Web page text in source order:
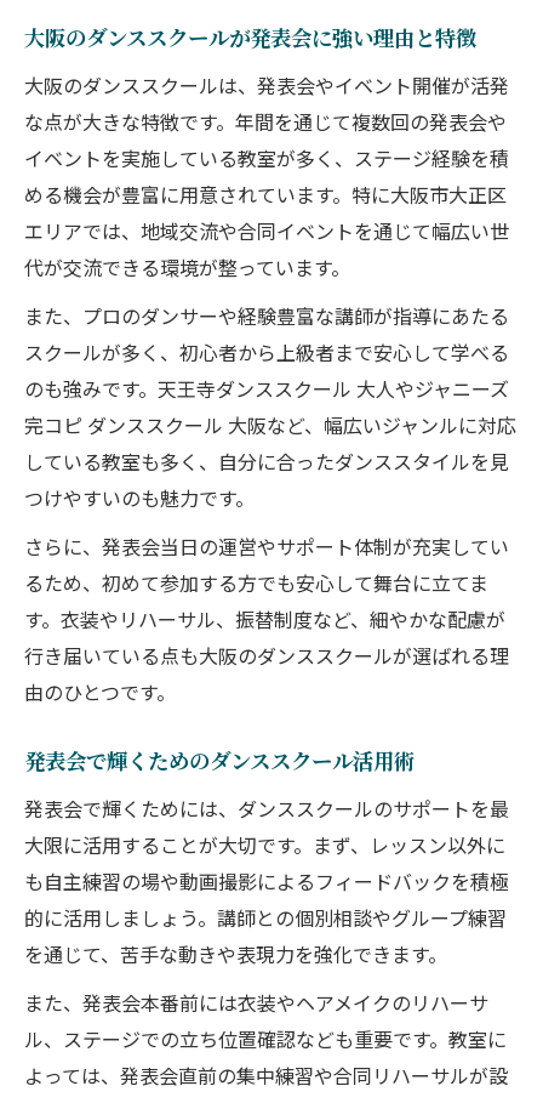
大阪のダンススクールが発表会に強い理由と特徴
大阪のダンススクールは、発表会やイベント開催が活発
な点が大きな特徴です。年間を通じて複数回の発表会や
イベントを実施している教室が多く、ステージ経験を積
める機会が豊富に用意されています。特に大阪市大正区
エリアでは、地域交流や合同イベントを通じて幅広い世
代が交流できる環境が整っています。
また、プロのダンサーや経験豊富な講師が指導にあたる
スクールが多く、初心者から上級者まで安心して学べる
のも強みです。天王寺ダンススクール 大人やジャニーズ
完コピ ダンススクール 大阪など、幅広いジャンルに対応
している教室も多く、自分に合ったダンススタイルを見
つけやすいのも魅力です。
さらに、発表会当日の運営やサポート体制が充実してい
るため、初めて参加する方でも安心して舞台に立てま
す。衣装やリハーサル、振替制度など、細やかな配慮が
行き届いている点も大阪のダンススクールが選ばれる理
由のひとつです。
発表会で輝くためのダンススクール活用術
発表会で輝くためには、ダンススクールのサポートを最
大限に活用することが大切です。まず、レッスン以外に
も自主練習の場や動画撮影によるフィードバックを積極
的に活用しましょう。講師との個別相談やグループ練習
を通じて、苦手な動きや表現力を強化できます。
また、発表会本番前には衣装やヘアメイクのリハーサ
ル、ステージでの立ち位置確認なども重要です。教室に
よっては、発表会直前の集中練習や合同リハーサルが設